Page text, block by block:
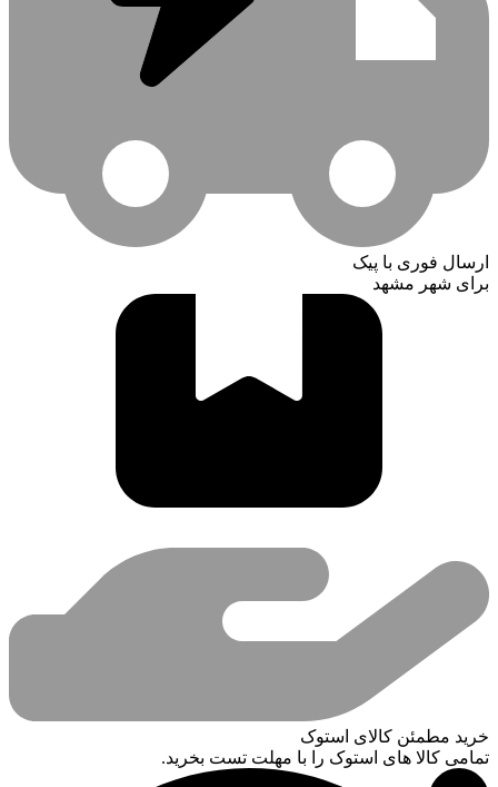
ارسال فوری با پیک
برای شهر مشهد
خرید مطمئن کالای استوک
تمامی کالا های استوک را با مهلت تست بخرید.